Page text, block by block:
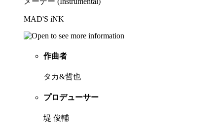
MAD'S iNK
作曲者
タカ&哲也
プロデューサー
堤 俊輔